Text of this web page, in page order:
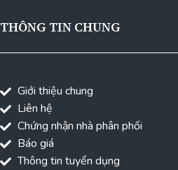
THÔNG TIN CHUNG
Giới thiệu chung
Liên hệ
Chứng nhận nhà phân phối
Báo giá
Thông tin tuyển dụng